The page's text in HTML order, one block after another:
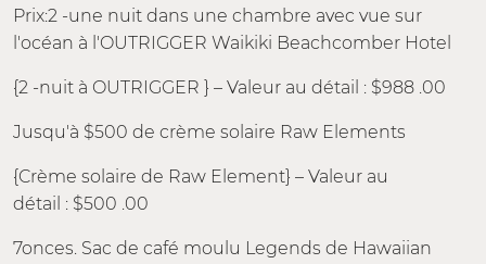
Prix:2 -une nuit dans une chambre avec vue sur
l'océan à l'OUTRIGGER Waikiki Beachcomber Hotel
{2 -nuit à OUTRIGGER } – Valeur au détail : $988 .00
Jusqu'à $500 de crème solaire Raw Elements
{Crème solaire de Raw Element} – Valeur au
détail : $500 .00
7onces. Sac de café moulu Legends de Hawaiian